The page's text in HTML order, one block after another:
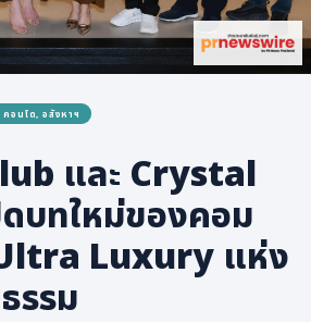
คอนโด, อสังหาฯ
และ Crystal
บทใหม่ของคอม
Luxury แห่ง
รรม